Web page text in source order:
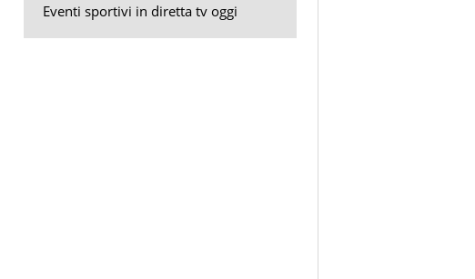
Eventi sportivi in diretta tv oggi